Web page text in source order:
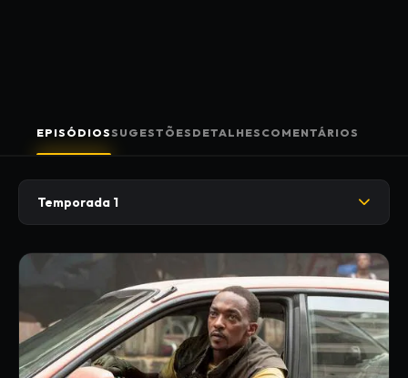
EPISÓDIOSSUGESTÕES DETALHES COMENTÁRIOS
Temporada 1